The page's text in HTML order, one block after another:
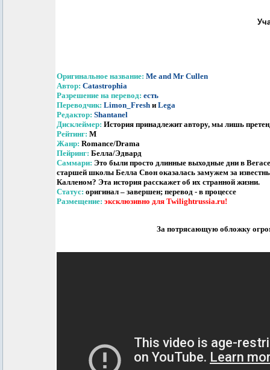
Оригинальное название: Me and Mr Cullen
Автор: Catastrophia
Разрешение на перевод: есть
Переводчик: Limon_Fresh и Lega
Редактор: Shantanel
Дисклеймер: История принадлежит автору, мы лишь
Рейтинг: М
Жанр: Romance/Drama
Пейринг: Белла/Эдвард
Саммари: Это были просто длинные выходные дни в
старшей школы Белла Свон оказалась замужем за
Калленом? Эта история расскажет об их странной жизни.
Статус: оригинал – завершен; перевод - в процессе
Размещение: эксклюзивно для Twilightrussia.ru!
За потрясающую обложку